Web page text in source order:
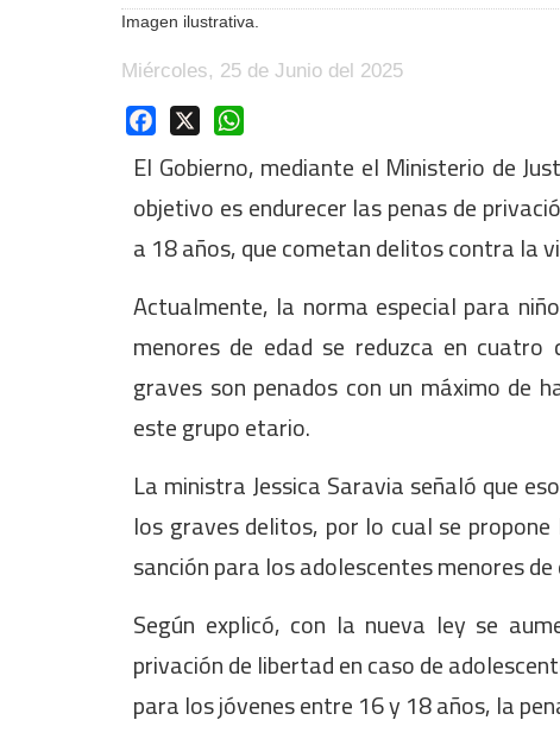
Imagen ilustrativa.
Miércoles, 25 de Junio del 2025
Facebook
El Gobierno, mediante el Ministerio de
objetivo es endurecer las penas de
a 18 años, que cometan delitos contra la
Actualmente, la norma especial para
menores de edad se reduzca en
graves son penados con un máximo de
este grupo etario.
La ministra Jessica Saravia señaló que
los graves delitos, por lo cual se
sanción para los adolescentes menores
Según explicó, con la nueva ley se
privación de libertad en caso de
para los jóvenes entre 16 y 18 años, la